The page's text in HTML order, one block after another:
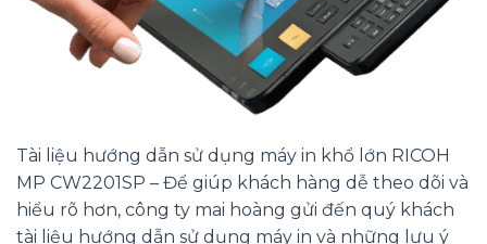
Tài liệu hướng dẫn sử dụng máy in khổ lớn RICOH
MP CW2201SP – Để giúp khách hàng dễ theo dõi và
hiểu rõ hơn, công ty mai hoàng gửi đến quý khách
tài liệu hướng dẫn sử dụng máy in và những lưu ý